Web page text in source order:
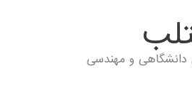
دانشگاهی و مهندسی